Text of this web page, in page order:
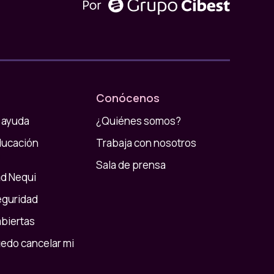
Nequi
cancelar mi
Conócenos
¿Quiénes somos?
Trabaja con nosotros
Sala de prensa